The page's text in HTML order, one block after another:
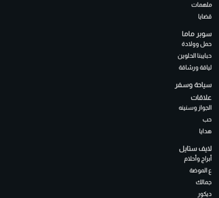
ملهمات
قضايا
سوبر ماما
حمل وولادة
حبايبنا الحلوين
لياقة ورشاقة
سياحة وسفر
علاقات
الجواز وسنينه
حب
هدايا
لايف ستايل
أبراج وأحلام
ع الموضة
جمالك
ديكور